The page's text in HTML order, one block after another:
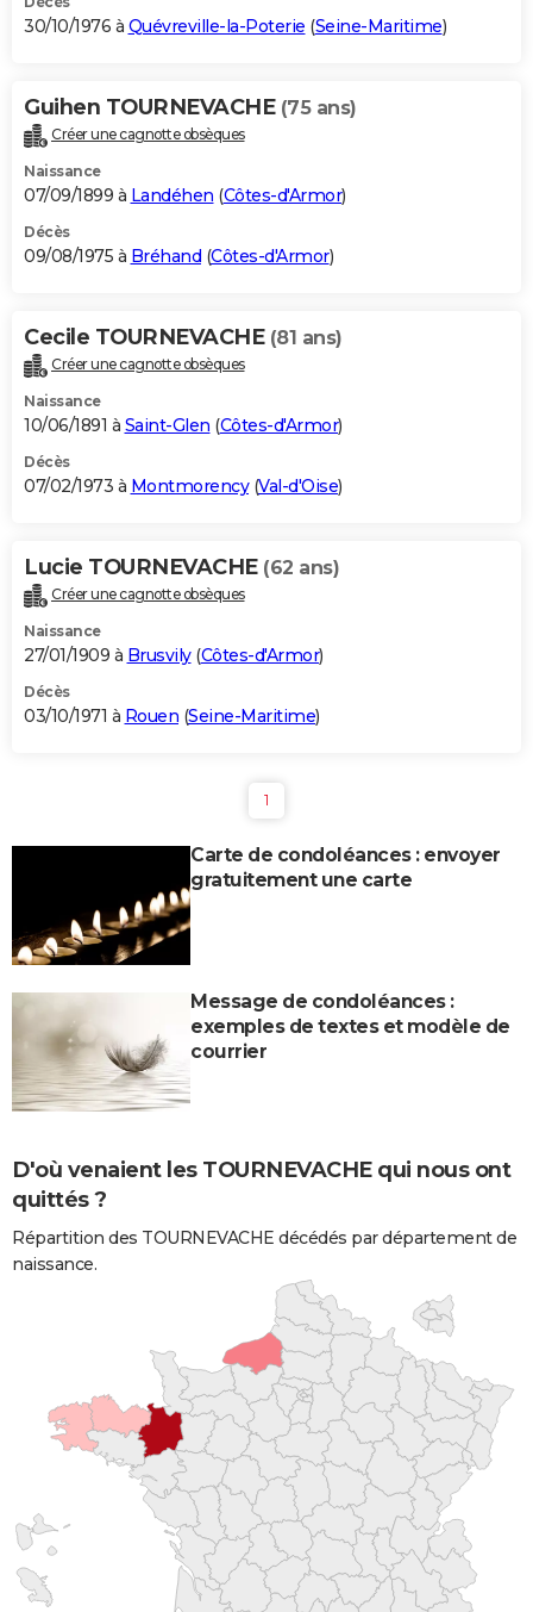
30/10/1976 à Quévreville-la-Poterie (Seine-Maritime)
Guihen TOURNEVACHE (75 ans)
Créer une cagnotte obsèques
Naissance
07/09/1899 à Landéhen (Côtes-d'Armor)
Décès
09/08/1975 à Bréhand (Côtes-d'Armor)
Cecile TOURNEVACHE (81 ans)
Créer une cagnotte obsèques
Naissance
10/06/1891 à Saint-Glen (Côtes-d'Armor)
Décès
07/02/1973 à Montmorency(Val-d'Oise)
Lucie TOURNEVACHE (62 ans)
Créer une cagnotte obsèques
Naissance
27/01/1909 à Brusvily(Côtes-d'Armor)
Décès
03/10/1971 à Rouen (Seine-Maritime)
1
Carte de condoléances : envoyer
gratuitement une carte
Message de condoléances :
exemples de textes et modèle de
courrier
D'où venaient les TOURNEVACHE qui nous ont
quittés ?
Répartition des TOURNEVACHE décédés par département de
naissance.